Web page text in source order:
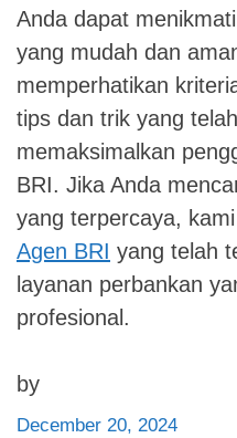
Anda dapat
yang mudah dan
memperhatikan
tips dan trik yang
memaksimalkan
BRI. Jika Anda
yang terpercaya,
Agen BRI yang telah
layanan perbankan
profesional.
by
December 20, 2024